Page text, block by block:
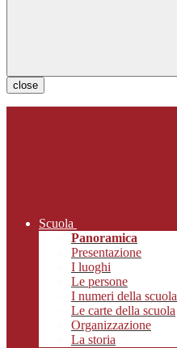
close
Scuola
Panoramica
Presentazione
I luoghi
Le persone
I numeri della scuola
Le carte della scuola
Organizzazione
La storia